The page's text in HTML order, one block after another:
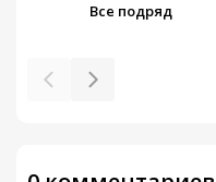
Все подряд